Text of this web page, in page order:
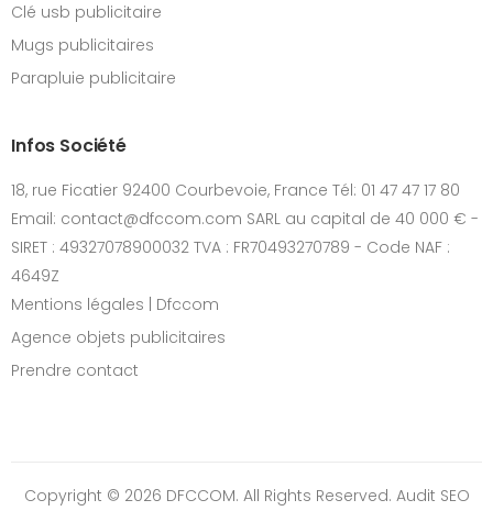
Clé usb publicitaire
Mugs publicitaires
Parapluie publicitaire
Infos Société
18, rue Ficatier 92400 Courbevoie, France Tél: 01 47 47 17 80
Email: contact@dfccom.com SARL au capital de 40 000 € -
SIRET : 49327078900032 TVA : FR70493270789 - Code NAF :
4649Z
Mentions légales | Dfccom
Agence objets publicitaires
Prendre contact
Copyright © 2026 DFCCOM. All Rights Reserved. Audit SEO